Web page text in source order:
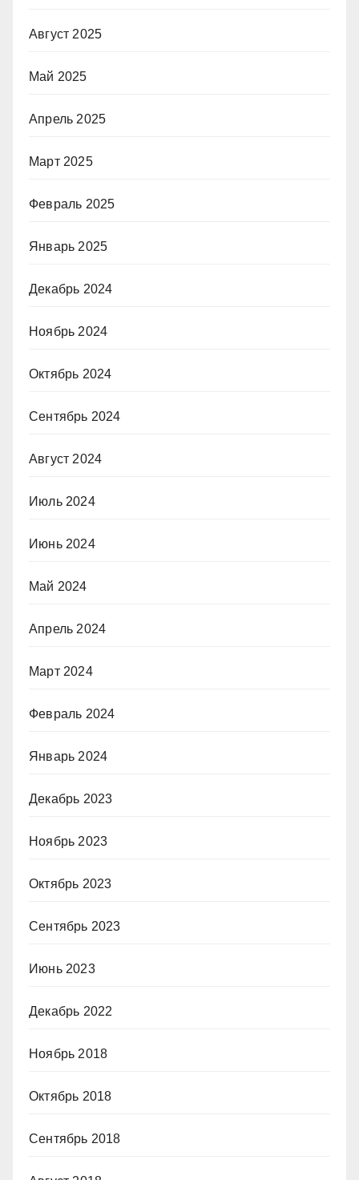
Август 2025
Май 2025
Апрель 2025
Март 2025
Февраль 2025
Январь 2025
Декабрь 2024
Ноябрь 2024
Октябрь 2024
Сентябрь 2024
Август 2024
Июль 2024
Июнь 2024
Май 2024
Апрель 2024
Март 2024
Февраль 2024
Январь 2024
Декабрь 2023
Ноябрь 2023
Октябрь 2023
Сентябрь 2023
Июнь 2023
Декабрь 2022
Ноябрь 2018
Октябрь 2018
Сентябрь 2018